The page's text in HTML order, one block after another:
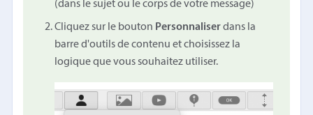
(dans le sujet ou le corps de votre message)
Cliquez sur le bouton Personnaliserdans la
barre d'outils de contenu et choisissez la
logique que vous souhaitez utiliser.